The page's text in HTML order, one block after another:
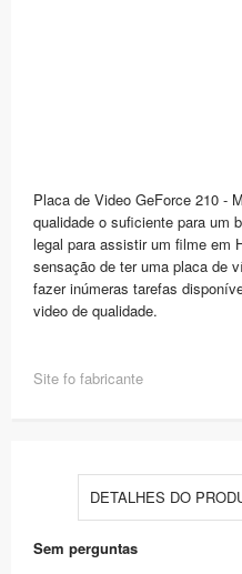
Placa de Video GeForce 210 -
qualidade o suficiente para um
legal para assistir um filme em
sensação de ter uma placa de
fazer inúmeras tarefas
video de qualidade.
Site fo fabricante
DETALHES DO
Sem perguntas